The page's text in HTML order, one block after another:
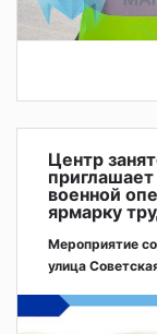
Центр
военной
ярмарку
Мероприятие
улица